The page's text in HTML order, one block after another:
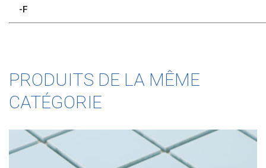
-F
PRODUITS DE LA MÊME
CATÉGORIE